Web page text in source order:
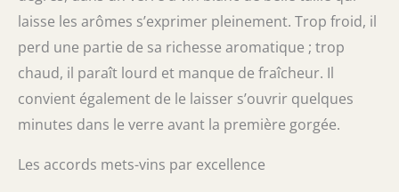
laisse les arômes s’exprimer pleinement. Trop froid, il
perd une partie de sa richesse aromatique ; trop
chaud, il paraît lourd et manque de fraîcheur. Il
convient également de le laisser s’ouvrir quelques
minutes dans le verre avant la première gorgée.
Les accords mets-vins par excellence